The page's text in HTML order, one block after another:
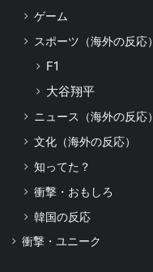
ゲーム
スポーツ（海外の反応）
F1
大谷翔平
ニュース（海外の反応）
文化（海外の反応）
知ってた？
衝撃・おもしろ
韓国の反応
衝撃・ユニーク